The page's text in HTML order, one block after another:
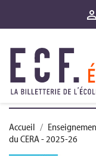

Accueil
du CERA - 2025-26